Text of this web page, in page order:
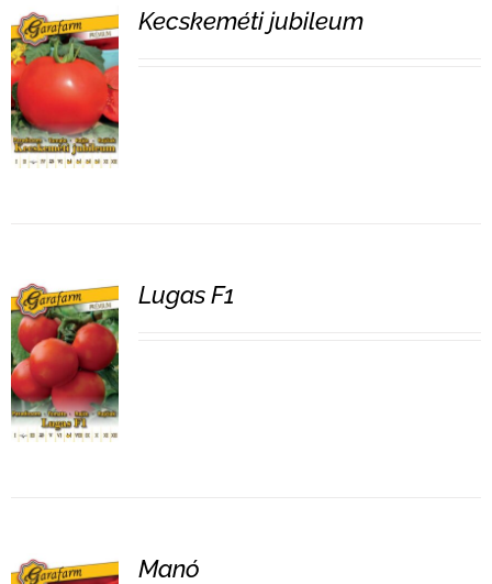
RÉSZLETEK
Kecskeméti jubileum
RÉSZLETEK
Lugas F1
Manó